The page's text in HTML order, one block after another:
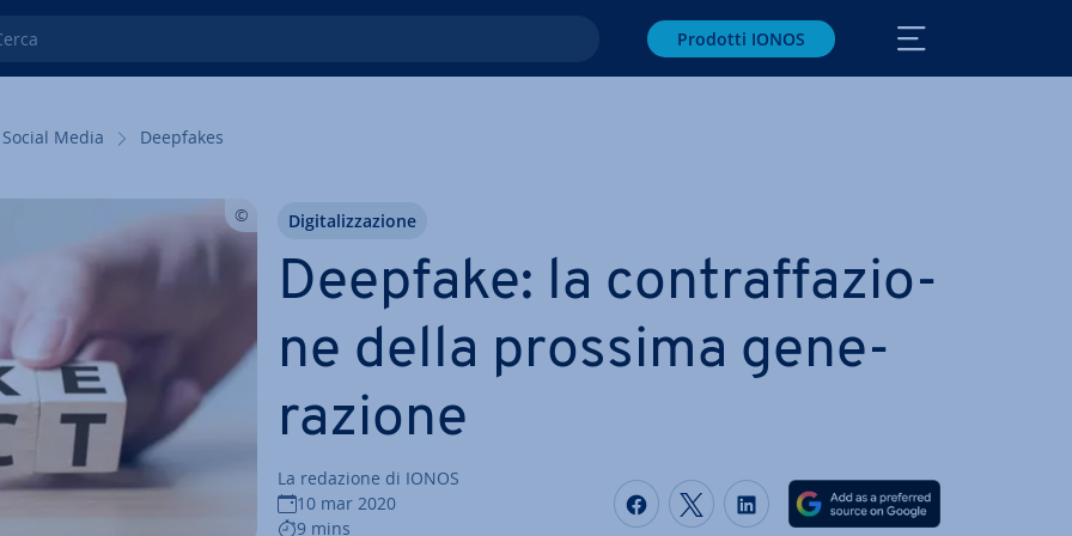
Prodotti IONOS
Social Media Deepfakes
Deepfake: la con­traf­fa­zio­
ne della prossima ge­ne­
ra­zio­ne
La redazione di IONOS
10 mar 2020
9 mins
Condividi via Facebook
Condividi via Twitter
Condividi via LinkedIN
Di­gi­ta­liz­za­zio­ne